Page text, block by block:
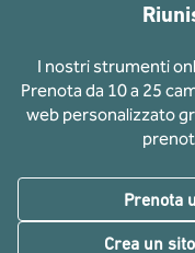
I nostri strumenti
Prenota da 10 a 25
web personalizzato
Prenota
Crea un